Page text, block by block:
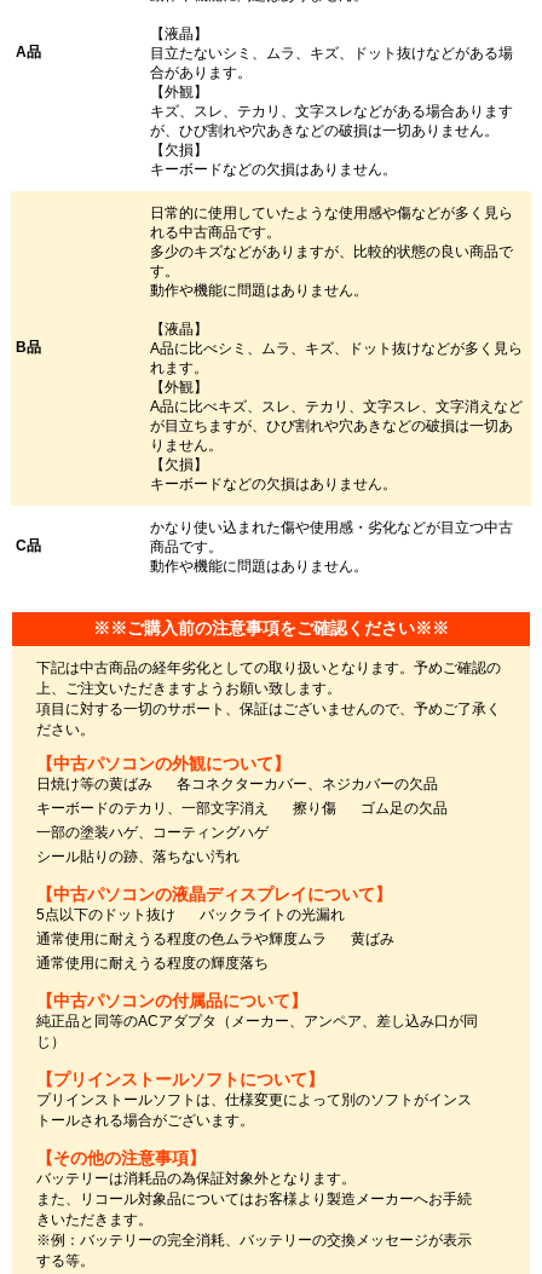
A品
【液晶】
目立たないシミ、ムラ、キズ、ドット抜けなどがある場
合があります。
【外観】
キズ、スレ、テカリ、文字スレなどがある場合あります
が、ひび割れや穴あきなどの破損は一切ありません。
【欠損】
キーボードなどの欠損はありません。
B品
日常的に使用していたような使用感や傷などが多く見ら
れる中古商品です。
多少のキズなどがありますが、比較的状態の良い商品で
す。
動作や機能に問題はありません。
【液晶】
A品に比べシミ、ムラ、キズ、ドット抜けなどが多く見ら
れます。
【外観】
A品に比べキズ、スレ、テカリ、文字スレ、文字消えなど
が目立ちますが、ひび割れや穴あきなどの破損は一切あ
りません。
【欠損】
キーボードなどの欠損はありません。
C品
かなり使い込まれた傷や使用感・劣化などが目立つ中古
商品です。
動作や機能に問題はありません。
※※ご購入前の注意事項をご確認ください※※
下記は中古商品の経年劣化としての取り扱いとなります。予めご確認の
上、ご注文いただきますようお願い致します。
項目に対する一切のサポート、保証はございませんので、予めご了承く
ださい。
【中古パソコンの外観について】
日焼け等の黄ばみ
各コネクターカバー、ネジカバーの欠品
キーボードのテカリ、一部文字消え
擦り傷
ゴム足の欠品
一部の塗装ハゲ、コーティングハゲ
シール貼りの跡、落ちない汚れ
【中古パソコンの液晶ディスプレイについて】
5点以下のドット抜け
バックライトの光漏れ
通常使用に耐えうる程度の色ムラや輝度ムラ
黄ばみ
通常使用に耐えうる程度の輝度落ち
【中古パソコンの付属品について】
純正品と同等のACアダプタ（メーカー、アンペア、差し込み口が同
じ）
【プリインストールソフトについて】
プリインストールソフトは、仕様変更によって別のソフトがインス
トールされる場合がございます。
【その他の注意事項】
バッテリーは消耗品の為保証対象外となります。
また、リコール対象品についてはお客様より製造メーカーへお手続
きいただきます。
※例：バッテリーの完全消耗、バッテリーの交換メッセージが表示
する等。